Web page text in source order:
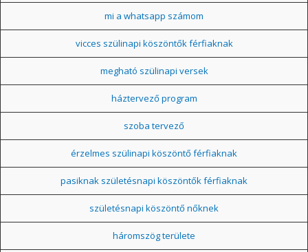
mi a whatsapp számom
vicces szülinapi köszöntők férfiaknak
megható szülinapi versek
háztervező program
szoba tervező
érzelmes szülinapi köszöntő férfiaknak
pasiknak születésnapi köszöntők férfiaknak
születésnapi köszöntő nőknek
háromszög területe